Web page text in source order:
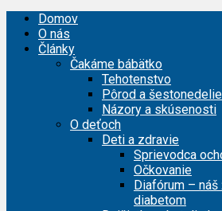
Domov
O nás
Články
Čakáme bábätko
Tehotenstvo
Pôrod a šestonedelie
Názory a skúsenosti
O deťoch
Deti a zdravie
Sprievodca
Očkovanie
Diafórum –
diabetom